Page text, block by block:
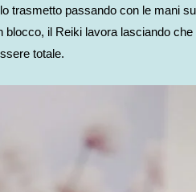
trasmetto passando con le mani
il Reiki lavora lasciando
totale.